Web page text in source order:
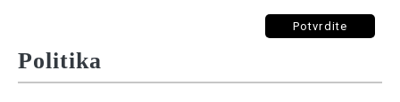
Potvrdite
Politika